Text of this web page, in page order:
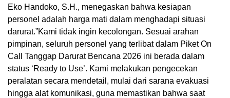
Eko Handoko, S.H., menegaskan bahwa kesiapan
personel adalah harga mati dalam menghadapi situasi
darurat.”Kami tidak ingin kecolongan. Sesuai arahan
pimpinan, seluruh personel yang terlibat dalam Piket On
Call Tanggap Darurat Bencana 2026 ini berada dalam
status ‘Ready to Use’. Kami melakukan pengecekan
peralatan secara mendetail, mulai dari sarana evakuasi
hingga alat komunikasi, guna memastikan bahwa saat